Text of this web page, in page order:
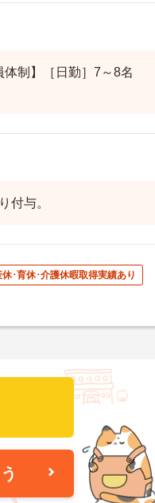
体制】［日勤］7～8名
付与。
休･育休･介護休暇取得実績あり